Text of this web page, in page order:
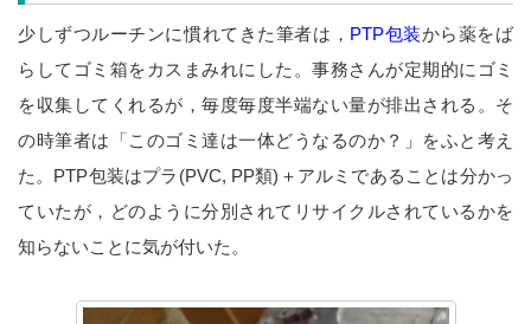
少しずつルーチンに慣れてきた筆者は， PTP包装から薬をば
らしてゴミ箱をカスまみれにした。事務さんが定期的にゴミ
を収集してくれるが，毎度毎度半端ない量が排出される。そ
の時筆者は「このゴミ達は一体どうなるのか？」をふと考え
た。PTP包装はプラ(PVC, PP類)＋アルミであることは分かっ
ていたが，どのように分別されてリサイクルされているかを
知らないことに気が付いた。